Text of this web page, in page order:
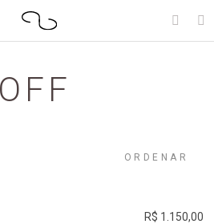
OFF
ORDENAR
R$ 1.150,00